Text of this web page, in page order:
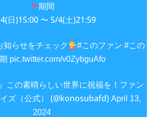
期間
日)15:00 〜 5/4(土)21:59
らせをチェック #このファン #この
pic.twitter.com/v0ZybguAfo
この素晴らしい世界に祝福を！ファン
ズ（公式） (@konosubafd) April 13,
2024